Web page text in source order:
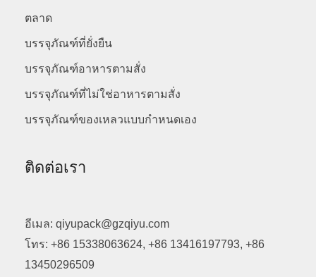
ตลาด
บรรจุภัณฑ์ที่ยั่งยืน
บรรจุภัณฑ์อาหารตามสั่ง
บรรจุภัณฑ์ที่ไม่ใช่อาหารตามสั่ง
บรรจุภัณฑ์ของเหลวแบบกำหนดเอง
ติดต่อเรา
อีเมล: qiyupack@gzqiyu.com
โทร: +86 15338063624, +86 13416197793, +86
13450296509